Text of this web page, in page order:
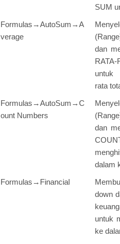
SUM
Formulas→AutoSum→A
verage
dan
RATA-
untuk
rata
Formulas→AutoSum→C
ount Numbers
dan
dalam
Formulas→Financial
down
untuk
ke